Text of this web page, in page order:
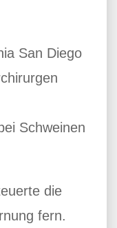
San Diego
Schweinen
die
fern.